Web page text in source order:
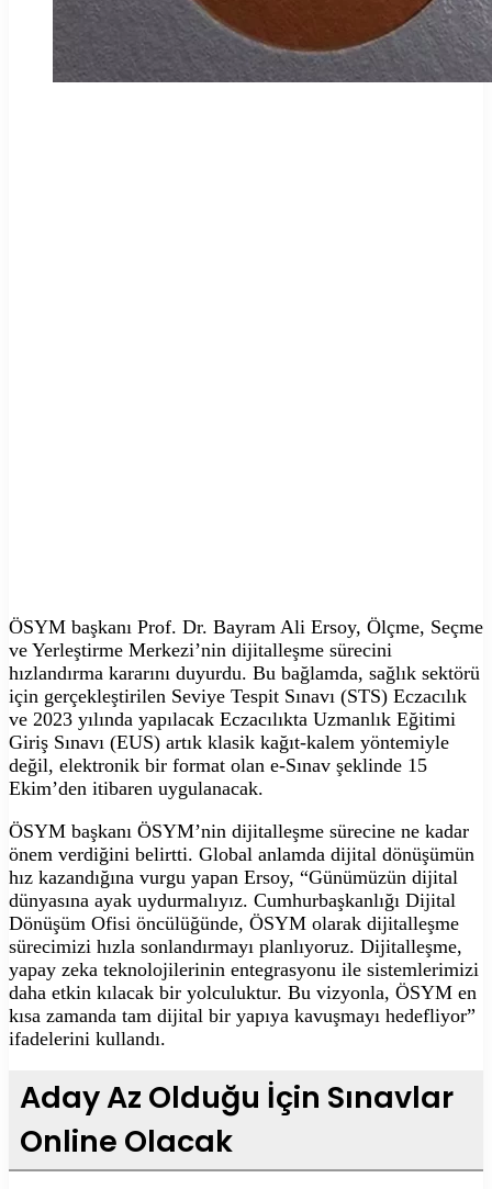
ÖSYM başkanı Prof. Dr. Bayram Ali Ersoy, Ölçme, Seçme
ve Yerleştirme Merkezi’nin dijitalleşme sürecini
hızlandırma kararını duyurdu. Bu bağlamda, sağlık sektörü
için gerçekleştirilen Seviye Tespit Sınavı (STS) Eczacılık
ve 2023 yılında yapılacak Eczacılıkta Uzmanlık Eğitimi
Giriş Sınavı (EUS) artık klasik kağıt-kalem yöntemiyle
değil, elektronik bir format olan e-Sınav şeklinde 15
Ekim’den itibaren uygulanacak.
ÖSYM başkanı ÖSYM’nin dijitalleşme sürecine ne kadar
önem verdiğini belirtti. Global anlamda dijital dönüşümün
hız kazandığına vurgu yapan Ersoy, “Günümüzün dijital
dünyasına ayak uydurmalıyız. Cumhurbaşkanlığı Dijital
Dönüşüm Ofisi öncülüğünde, ÖSYM olarak dijitalleşme
sürecimizi hızla sonlandırmayı planlıyoruz. Dijitalleşme,
yapay zeka teknolojilerinin entegrasyonu ile sistemlerimizi
daha etkin kılacak bir yolculuktur. Bu vizyonla, ÖSYM en
kısa zamanda tam dijital bir yapıya kavuşmayı hedefliyor”
ifadelerini kullandı.
Aday Az Olduğu İçin Sınavlar
Online Olacak